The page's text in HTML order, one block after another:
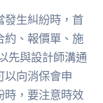
發生糾紛時，首
約、報價單、施
先與設計師溝通
以向消保會申
時，要注意時效